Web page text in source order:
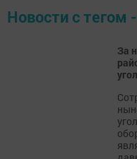
Новости с тегом
За